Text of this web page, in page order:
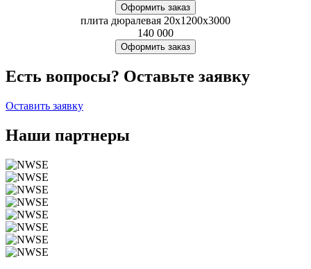
Оформить заказ
плита дюралевая 20x1200x3000
140 000
Оформить заказ
Есть вопросы? Оставьте заявку
Оставить заявку
Наши партнеры